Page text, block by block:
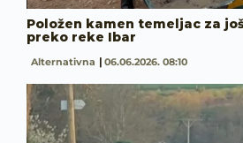
Položen kamen temeljac za
preko reke Ibar
Alternativna 06.06.2026. 08:10